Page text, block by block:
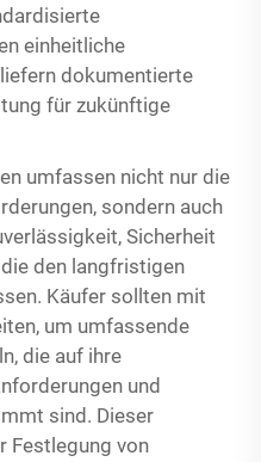
einheitliche
dokumentierte
für zukünftige
umfassen nicht nur die
sondern auch
Sicherheit
den langfristigen
Käufer sollten mit
um umfassende
die auf ihre
und
sind. Dieser
Festlegung von